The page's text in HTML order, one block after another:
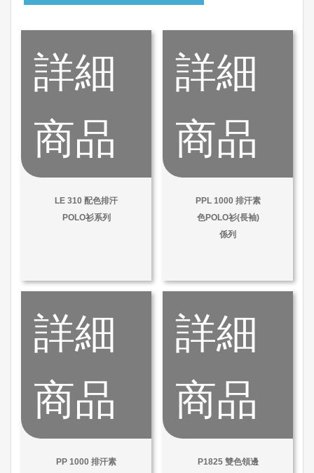
詳細
商品
LE 310 配色排汗
POLO衫系列
詳細
商品
PPL 1000 排汗素
色POLO衫(長袖)
係列
詳細
商品
PP 1000 排汗素
詳細
商品
P1825 雙色領邊